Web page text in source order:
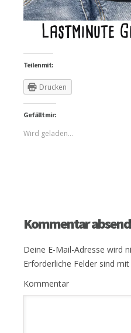
Teilen mit:
Drucken
Gefällt mir:
Wird geladen...
Kommentar
Deine E-Mail-Adresse wird
Erforderliche Felder sind mit
Kommentar